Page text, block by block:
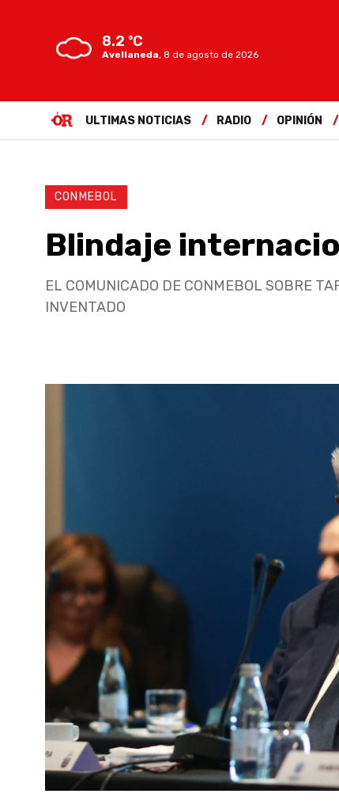
8.2 ºC
Avellaneda, 8 de agosto de 2026
ULTIMAS NOTICIAS RADIO OPINIÓN
CONMEBOL
Blindaje
EL COMUNICADO DE CONMEBOL SOBRE
INVENTADO